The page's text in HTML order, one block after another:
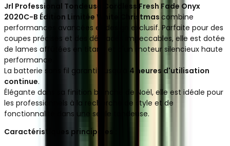
Jrl Professional Tondeuse Cordless Fresh Fade Onyx
2020C-B Édition Limitée White Christmas combine
performances avancées et design exclusif. Parfaite pour des
coupes précises et des dégradés impeccables, elle est dotée
de lames affûtées en titane et d'un moteur silencieux haute
performance.
La batterie sans fil garantit jusqu'à 4 heures d'utilisation
continue.
Élégante dans sa finition blanche de Noël, elle est idéale pour
les professionnels à la recherche de style et de
fonctionnalité dans une seule tondeuse.
Caractéristiques principales :